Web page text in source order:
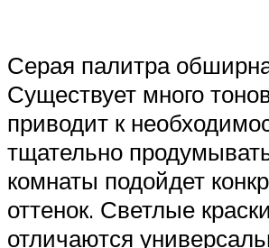
Серая палитра
Существует много
приводит к
тщательно
комнаты подойдет
оттенок. Светлые краски
отличаются